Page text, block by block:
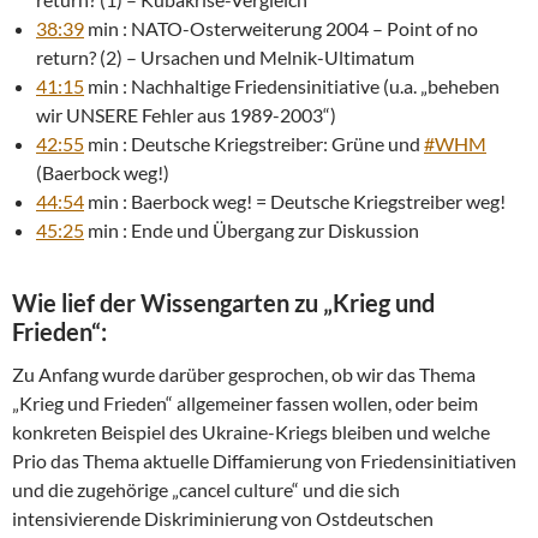
38:39 min : NATO-Osterweiterung 2004 – Point of no
return? (2) – Ursachen und Melnik-Ultimatum
41:15 min : Nachhaltige Friedensinitiative (u.a. „beheben
wir UNSERE Fehler aus 1989-2003“)
42:55 min : Deutsche Kriegstreiber: Grüne und #WHM
(Baerbock weg!)
44:54 min : Baerbock weg! = Deutsche Kriegstreiber weg!
45:25 min : Ende und Übergang zur Diskussion
Wie lief der Wissengarten zu „Krieg und
Frieden“:
Zu Anfang wurde darüber gesprochen, ob wir das Thema
„Krieg und Frieden“ allgemeiner fassen wollen, oder beim
konkreten Beispiel des Ukraine-Kriegs bleiben und welche
Prio das Thema aktuelle Diffamierung von Friedensinitiativen
und die zugehörige „cancel culture“ und die sich
intensivierende Diskriminierung von Ostdeutschen